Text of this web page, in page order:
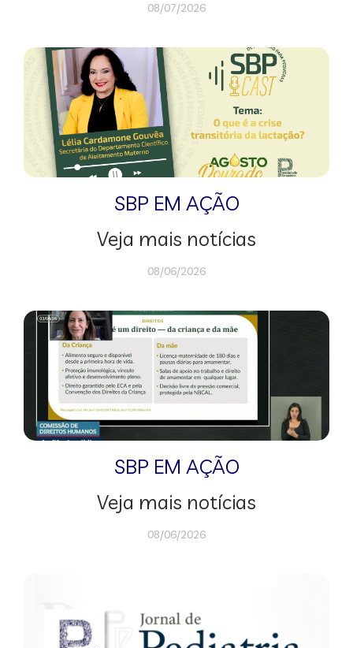
08/07/2026
SBP EM AÇÃO
Veja mais notícias
08/06/2026
SBP EM AÇÃO
Veja mais notícias
08/06/2026